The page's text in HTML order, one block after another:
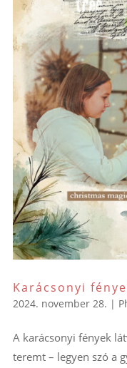
Karácsonyi
2024. november 28. |
A karácsonyi fények
teremt – legyen szó a